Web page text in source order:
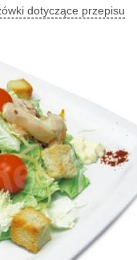
dotyczące przepisu